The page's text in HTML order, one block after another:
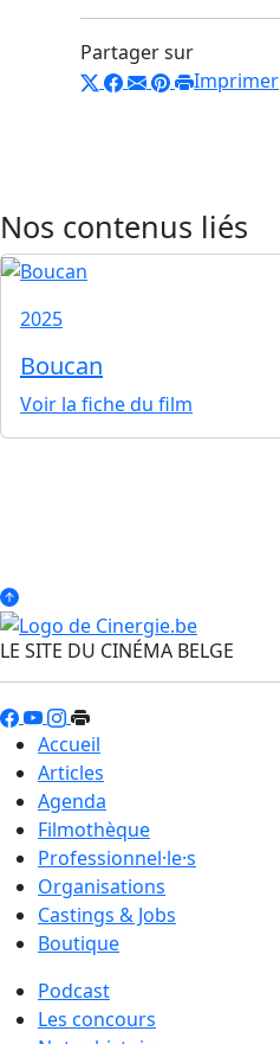
Partager sur
Imprimer
Nos contenus liés
2025
Boucan
Voir la fiche du film
LE SITE DU CINÉMA BELGE
Accueil
Articles
Agenda
Filmothèque
Professionnel·le·s
Organisations
Castings & Jobs
Boutique
Podcast
Les concours